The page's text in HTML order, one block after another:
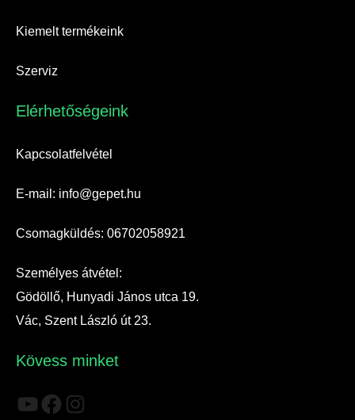
Kiemelt termékeink
Szerviz
Elérhetőségeink​
Kapcsolatfelvétel
E-mail: info@gepet.hu
Csomagküldés: 06702058921
Személyes átvétel:
Gödöllő, Hunyadi János utca 19.
Vác, Szent László út 23.
Kövess minket
YouTube
Facebook
Instagram